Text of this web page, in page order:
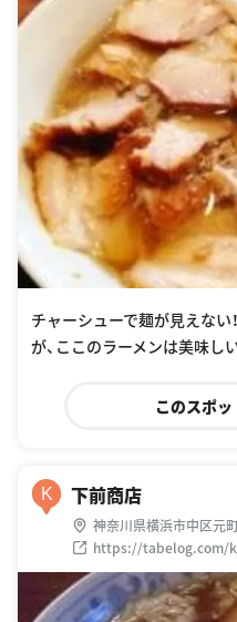
チャーシューで麺が見えない
が、ここのラーメンは美味し
このスポ
K 下前商店
神奈川県横浜市中区元
https://tabelog.com/
/